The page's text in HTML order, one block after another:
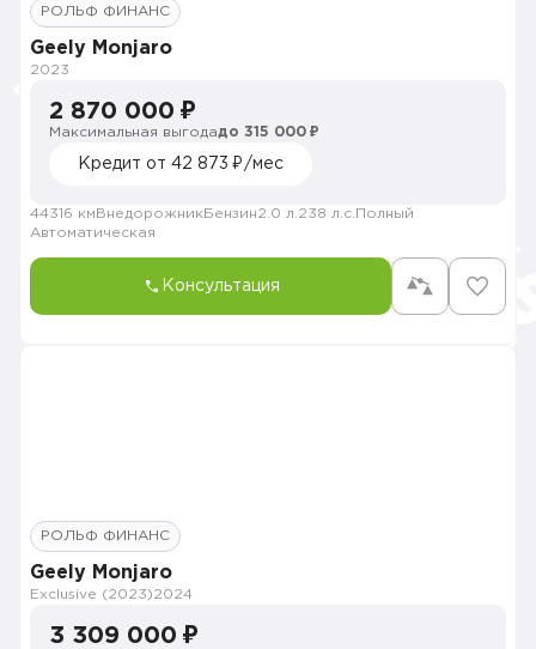
РОЛЬФ ФИНАНС
Geely Monjaro
2023
2 870 000 ₽
Максимальная выгодадо 315 000 ₽
Кредит от 42 873 ₽/мес
44316 км Внедорожник Бензин2.0 л. 238 л.с. Полный
Автоматическая
Консультация
РОЛЬФ ФИНАНС
Geely Monjaro
Exclusive (2023)2024
3 309 000 ₽